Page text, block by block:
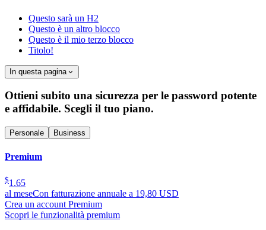
Questo sarà un H2
Questo è un altro blocco
Questo è il mio terzo blocco
Titolo!
In questa pagina
Ottieni subito una sicurezza per le password potente
e affidabile. Scegli il tuo piano.
Personale Business
Premium
$1.65
al meseCon fatturazione annuale a 19,80 USD
Crea un account Premium
Scopri le funzionalità premium